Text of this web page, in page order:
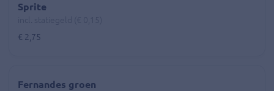
Sprite
€ 2,75
Fernandes groen